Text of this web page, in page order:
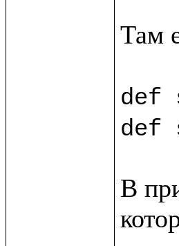
Там
def
def
В